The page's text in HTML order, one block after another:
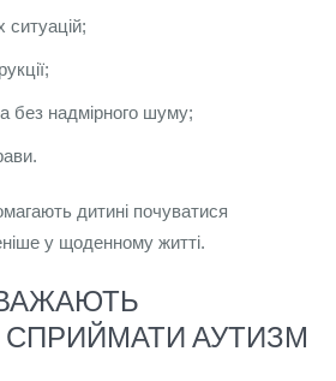
ситуацій;
без надмірного шуму;
дитині почуватися
у щоденному житті.
АУТИЗМ